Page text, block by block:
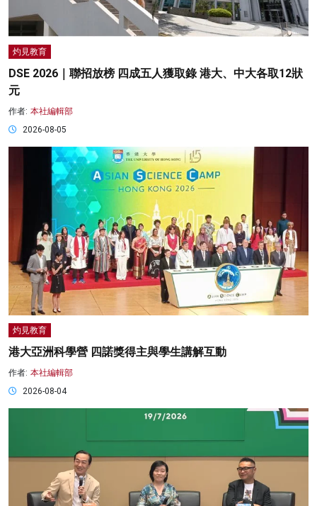
灼見教育
DSE 2026｜聯招放榜 四成五人獲取錄 港大、中大各取12狀
元
作者: 本社編輯部
2026-08-05
灼見教育
港大亞洲科學營 四諾獎得主與學生講解互動
作者: 本社編輯部
2026-08-04